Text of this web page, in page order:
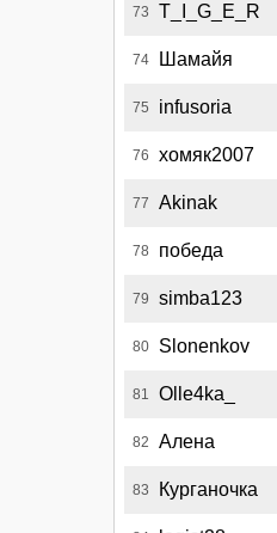
73 T_I_G_E_R
74 Шамайя
75 infusoria
76 хомяк2007
77 Akinak
78 победа
79 simba123
80 Slonenkov
81 Olle4ka_
82 Алена
83 Курганочка